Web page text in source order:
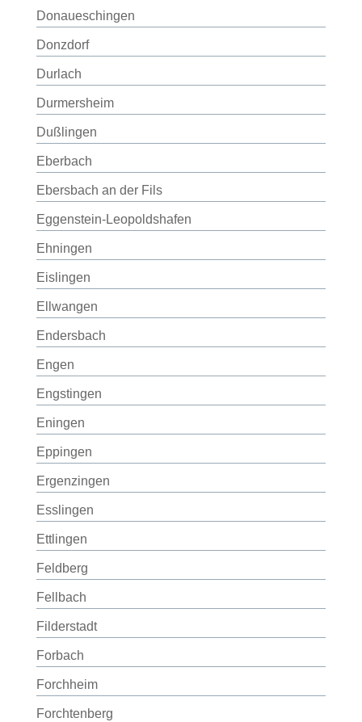
Donaueschingen
Donzdorf
Durlach
Durmersheim
Dußlingen
Eberbach
Ebersbach an der Fils
Eggenstein-Leopoldshafen
Ehningen
Eislingen
Ellwangen
Endersbach
Engen
Engstingen
Eningen
Eppingen
Ergenzingen
Esslingen
Ettlingen
Feldberg
Fellbach
Filderstadt
Forbach
Forchheim
Forchtenberg